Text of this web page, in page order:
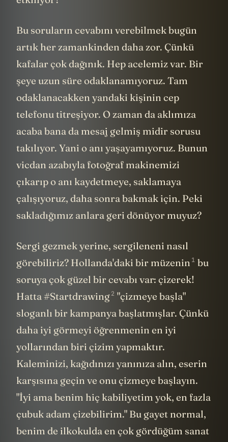
Bu soruların cevabını verebilmek bugün
artık her zamankinden daha zor. Çünkü
kafalar çok dağınık. Hep acelemiz var. Bir
şeye uzun süre odaklanamıyoruz. Tam
odaklanacakken yandaki kişinin cep
telefonu titreşiyor. O zaman da aklımıza
acaba bana da mesaj gelmiş midir sorusu
takılıyor. Yani o anı yaşayamıyoruz. Bunun
vicdan azabıyla fotoğraf makinemizi
çıkarıp o anı kaydetmeye, saklamaya
çalışıyoruz, daha sonra bakmak için. Peki
sakladığımız anlara geri dönüyor muyuz?
Sergi gezmek yerine, sergileneni nasıl
görebiliriz? Hollanda'daki bir müzenin 1 bu
soruya çok güzel bir cevabı var: çizerek!
Hatta #Startdrawing2 "çizmeye başla"
sloganlı bir kampanya başlatmışlar. Çünkü
daha iyi görmeyi öğrenmenin en iyi
yollarından biri çizim yapmaktır.
Kaleminizi, kağıdınızı yanınıza alın, eserin
karşısına geçin ve onu çizmeye başlayın.
"İyi ama benim hiç kabiliyetim yok, en fazla
çubuk adam çizebilirim." Bu gayet normal,
benim de ilkokulda en çok gördüğüm sanat